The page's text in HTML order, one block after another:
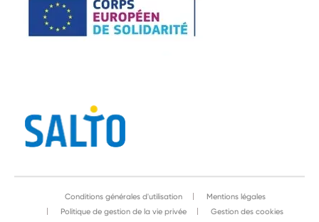
Conditions générales d'utilisation
Mentions légales
Politique de gestion de la vie privée
Gestion des cookies